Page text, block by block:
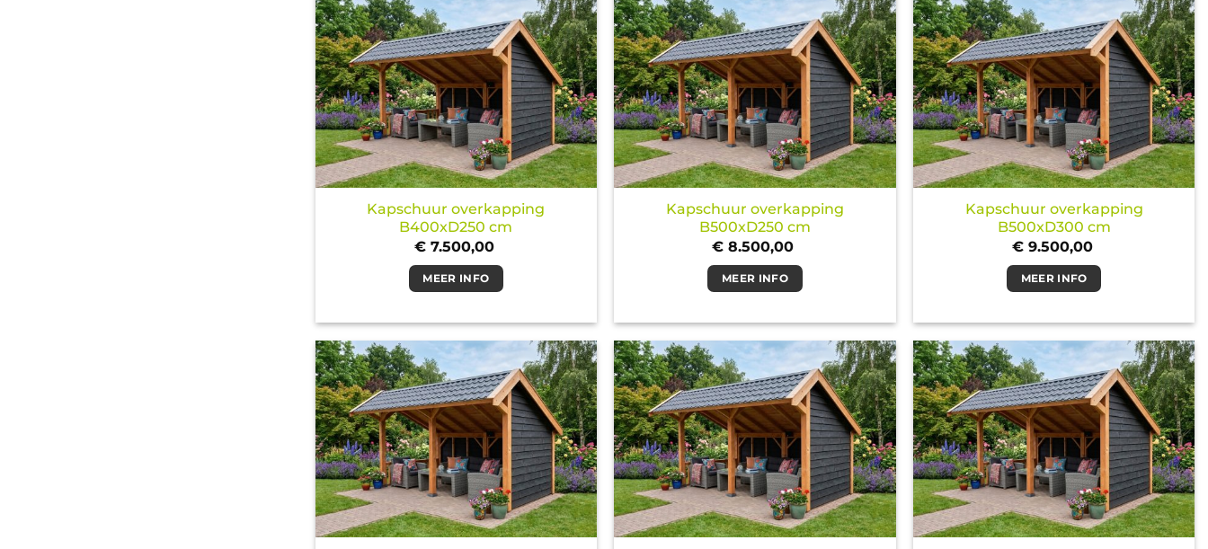
Kapschuur overkapping
B400xD250 cm
€7.500,00
MEER INFO
Kapschuur overkapping
B500xD250 cm
€ 8.500,00
MEER INFO
Kapschuur overkapping
B500xD300 cm
€9.500,00
MEER INFO